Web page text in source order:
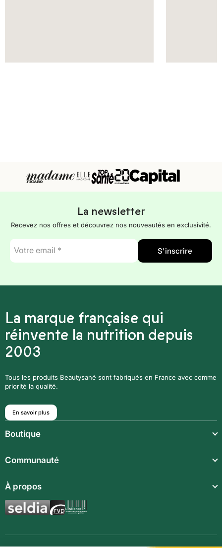
La newsletter
Recevez nos offres et découvrez nos nouveautés en exclusivité.
E-
mail
*
S'inscrire
La marque française qui
réinvente la nutrition depuis
2003
Tous les produits Beautysané sont fabriqués en France avec comme
priorité la qualité.
En savoir plus
Boutique
Compléments alimentaires
Boissons techniques
Communauté
À propos